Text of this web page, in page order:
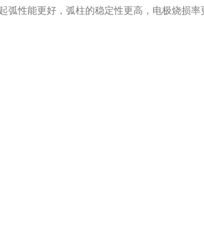
弧性能更好，弧柱的稳定性更高，电极烧损